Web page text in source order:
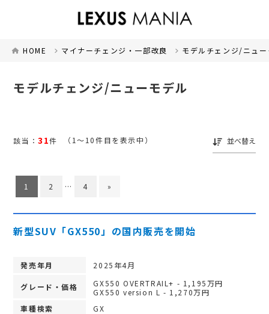
HOME マイナーチェンジ・一部改良 モデルチェンジ/ニュ
モデルチェンジ/ニューモデル
該当：31件 （1～10件目を表示中） 並べ替え
1 2 … 4 »
新型SUV「GX550」の国内販売を開始
発売年月 2025年4月
グレード・価格
GX550 OVERTRAIL+ - 1,195万円
GX550 version L - 1,270万円
車種検索
GX